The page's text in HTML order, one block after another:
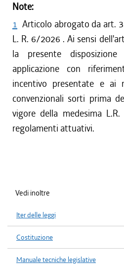
Note:
1 Articolo abrogato da art.
L. R. 6/2026 . Ai sensi
la presente
applicazione con
incentivo presentate e ai
convenzionali sorti prima
vigore della medesima
regolamenti attuativi.
Vedi inoltre
Iter delle leggi
Costituzione
Manuale tecniche legislative